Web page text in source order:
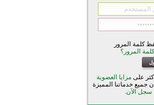
كلمة المرور
المرور؟
على مزايا العضوية
جميع خدماتنا المميزة
سجل الآن.